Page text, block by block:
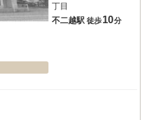
丁目
不二越駅 徒歩10分